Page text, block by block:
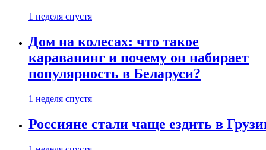
1 неделя спустя
Дом на колесах: что такое
караванинг и почему он набирает
популярность в Беларуси?
1 неделя спустя
Россияне стали чаще ездить в